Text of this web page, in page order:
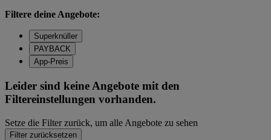
Filtere deine Angebote:
Superknüller
PAYBACK
App-Preis
Leider sind keine Angebote mit den
Filtereinstellungen vorhanden.
Setze die Filter zurück, um alle Angebote zu sehen
Filter zurücksetzen